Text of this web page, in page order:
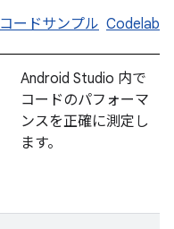
コードサンプル Codelab
Android Studio 内で
コードのパフォーマ
ンスを正確に測定し
ます。